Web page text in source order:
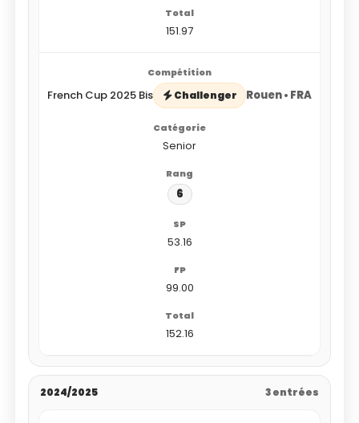
151.97
French Cup 2025 Bis Challenger Rouen • FRA
Senior
6
53.16
99.00
152.16
2024/2025 3 entrées